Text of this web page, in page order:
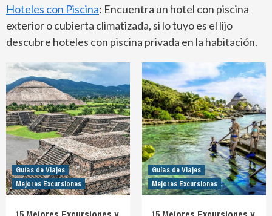
Hoteles con Piscina: Encuentra un hotel con piscina
exterior o cubierta climatizada, si lo tuyo es el lijo
descubre hoteles con piscina privada en la habitación.
Guías de Viajes
Mejores Excursiones
Guías de Viajes
Mejores Excursiones